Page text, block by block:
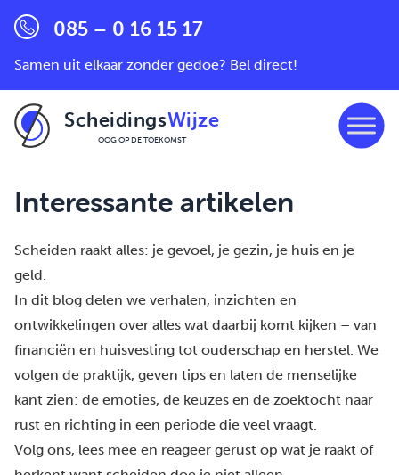
085 – 0 16 15 17
Samen uit elkaar zonder gedoe? Bel direct!
ScheidingsWijze
OOG OP DE TOEKOMST
Interessante artikelen
Scheiden raakt alles: je gevoel, je gezin, je huis en je
geld.
In dit blog delen we verhalen, inzichten en
ontwikkelingen over alles wat daarbij komt kijken – van
financiën en huisvesting tot ouderschap en herstel. We
volgen de praktijk, geven tips en laten de menselijke
kant zien: de emoties, de keuzes en de zoektocht naar
rust en richting in een periode die veel vraagt.
Volg ons, lees mee en reageer gerust op wat je raakt of